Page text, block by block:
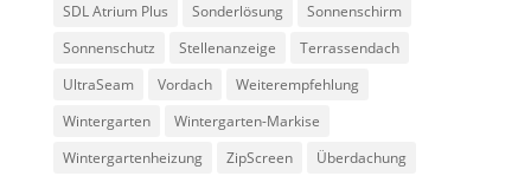
SDL Atrium Plus
Sonderlösung
Sonnenschirm
Sonnenschutz
Stellenanzeige
Terrassendach
UltraSeam
Vordach
Weiterempfehlung
Wintergarten
Wintergarten-Markise
Wintergartenheizung
ZipScreen Überdachung